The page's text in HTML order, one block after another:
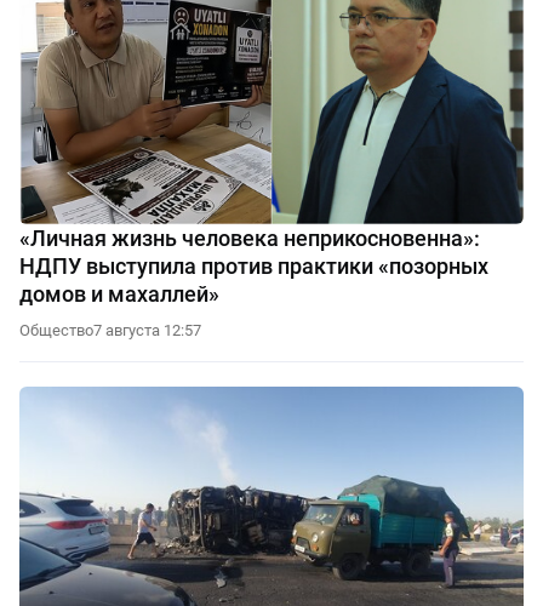
«Личная жизнь человека неприкосновенна»:
НДПУ выступила против практики «позорных
домов и махаллей»
Общество7 августа 12:57